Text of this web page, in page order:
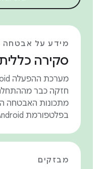
מידע על אבטחה
סקירה
חזקה כבר
מתכונות האבטחה
בפלטפורמת Android.
מבזקים